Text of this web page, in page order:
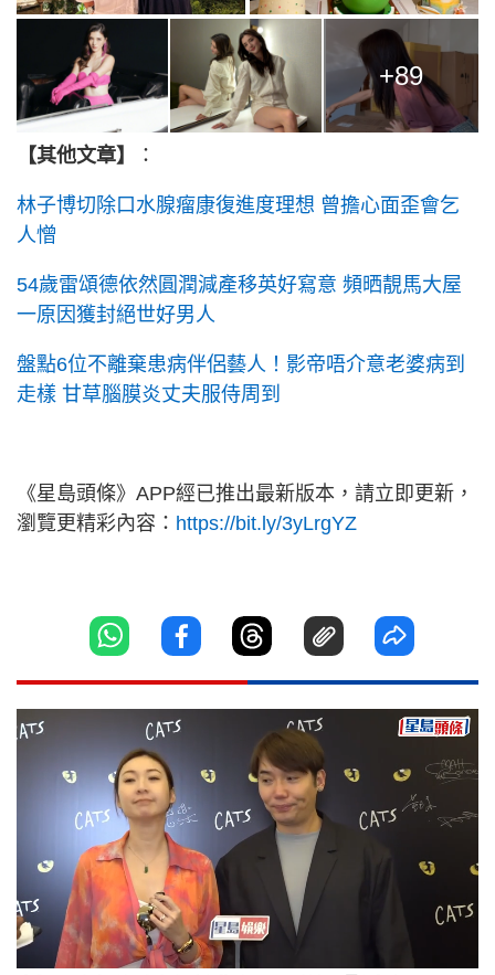
+89
【其他文章】 ：
林子博切除口水腺瘤康復進度理想 曾擔心面歪會乞
人憎
54歲雷頌德依然圓潤減產移英好寫意 頻晒靚馬大屋
一原因獲封絕世好男人
盤點6位不離棄患病伴侶藝人！影帝唔介意老婆病到
走樣 甘草腦膜炎丈夫服侍周到
《星島頭條》APP經已推出最新版本，請立即更新，
瀏覽更精彩內容： https://bit.ly/3yLrgYZ
Unmute Loaded:
9.34%